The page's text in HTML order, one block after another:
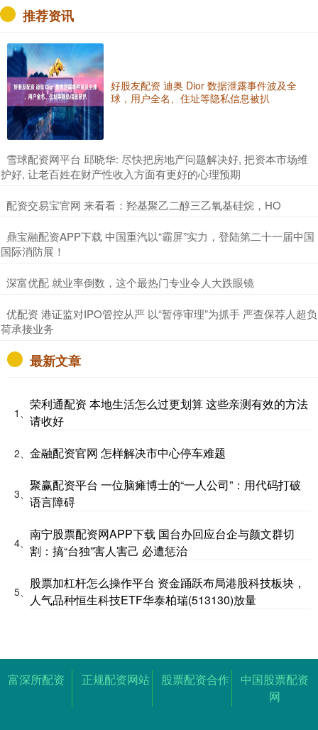
推荐资讯
好股友配资 迪奥 Dior 数据泄露事件波及全
球，用户全名、住址等隐私信息被扒
​雪球配资网平台 邱晓华: 尽快把房地产问题解决好, 把资本市场维
护好, 让老百姓在财产性收入方面有更好的心理预期
​配资交易宝官网 来看看：羟基聚乙二醇三乙氧基硅烷，HO
​鼎宝融配资APP下载 中国重汽以“霸屏”实力，登陆第二十一届中国
国际消防展！
​深富优配 就业率倒数，这个最热门专业令人大跌眼镜
​优配资 港证监对IPO管控从严 以“暂停审理”为抓手 严查保荐人超负
荷承接业务
最新文章
1、
荣利通配资 本地生活怎么过更划算 这些亲测有效的方法
请收好
2、 金融配资官网 怎样解决市中心停车难题
3、
聚赢配资平台 一位脑瘫博士的“一人公司”：用代码打破
语言障碍
4、
南宁股票配资网APP下载 国台办回应台企与颜文群切
割：搞“台独”害人害己 必遭惩治
5、
股票加杠杆怎么操作平台 资金踊跃布局港股科技板块，
人气品种恒生科技ETF华泰柏瑞(513130)放量
富深所配资 正规配资网站 股票配资合作
中国股票配资
网